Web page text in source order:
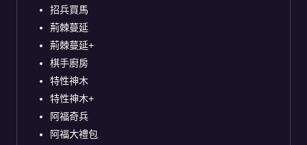
招兵買馬
荊棘蔓延
荊棘蔓延+
棋手廚房
特性神木
特性神木+
阿福奇兵
阿福大禮包